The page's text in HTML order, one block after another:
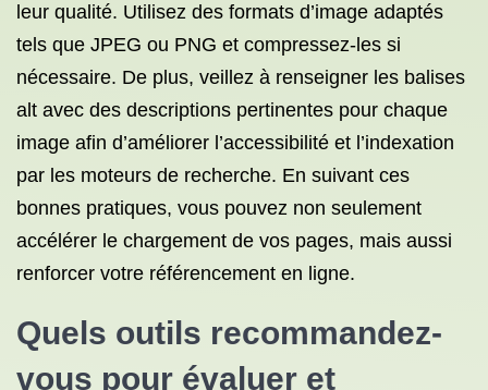
leur qualité. Utilisez des formats d’image adaptés
tels que JPEG ou PNG et compressez-les si
nécessaire. De plus, veillez à renseigner les balises
alt avec des descriptions pertinentes pour chaque
image afin d’améliorer l’accessibilité et l’indexation
par les moteurs de recherche. En suivant ces
bonnes pratiques, vous pouvez non seulement
accélérer le chargement de vos pages, mais aussi
renforcer votre référencement en ligne.
Quels outils recommandez-
vous pour évaluer et